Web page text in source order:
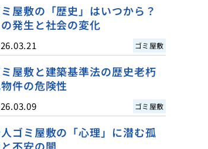
屋敷の「歴史」はいつから？
発生と社会の変化
ゴミ屋敷
屋敷と建築基準法の歴史老朽
件の危険性
ゴミ屋敷
ゴミ屋敷の「心理」に潜む孤